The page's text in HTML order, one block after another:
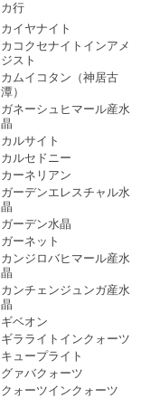
カ行
カイヤナイト
カコクセナイトインアメ
ジスト
カムイコタン（神居古
潭）
ガネーシュヒマール産水
晶
カルサイト
カルセドニー
カーネリアン
ガーデンエレスチャル水
晶
ガーデン水晶
ガーネット
カンジロバヒマール産水
晶
カンチェンジュンガ産水
晶
ギベオン
ギラライトインクォーツ
キュープライト
グァバクォーツ
クォーツインクォーツ